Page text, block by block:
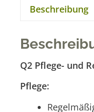
t
i
e
:
Beschreibung
Q2 Pflege- und
Pflege: